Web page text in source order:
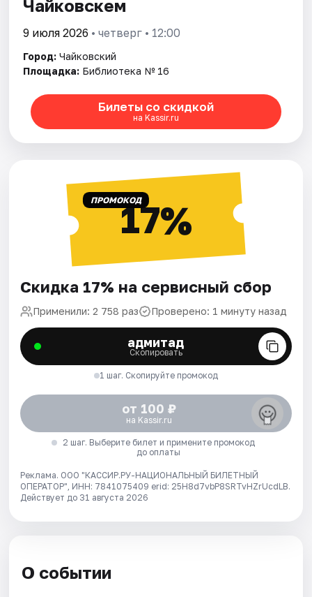
Чайковскем
9 июля 2026 • четверг • 12:00
Город: Чайковский
Площадка: Библиотека № 16
Билеты со скидкой
на Kassir.ru
ПРОМОКОД17%
Скидка 17% на сервисный сбор
Применили: 2 758 раз Проверено: 1 минуту назад
адмитад
Скопировать
1 шаг. Скопируйте промокод
от 100 ₽
на Kassir.ru
2 шаг. Выберите билет и примените промокод
до оплаты
Реклама. ООО "КАССИР.РУ-НАЦИОНАЛЬНЫЙ БИЛЕТНЫЙ
ОПЕРАТОР", ИНН: 7841075409 erid: 25H8d7vbP8SRTvHZrUcdLB.
Действует до 31 августа 2026
О событии